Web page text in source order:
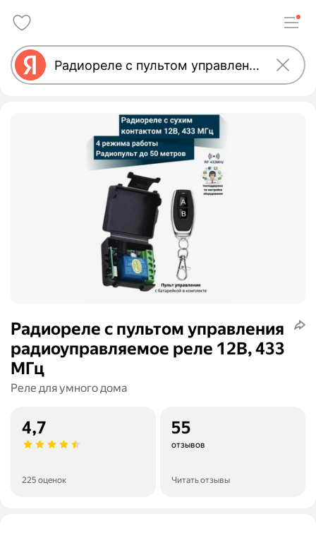
Радиореле с пультом управления
радиоуправляемое реле 12В, 433
МГц
Реле для умного дома
4,7
225 оценок
55
отзывов
Читать отзывы